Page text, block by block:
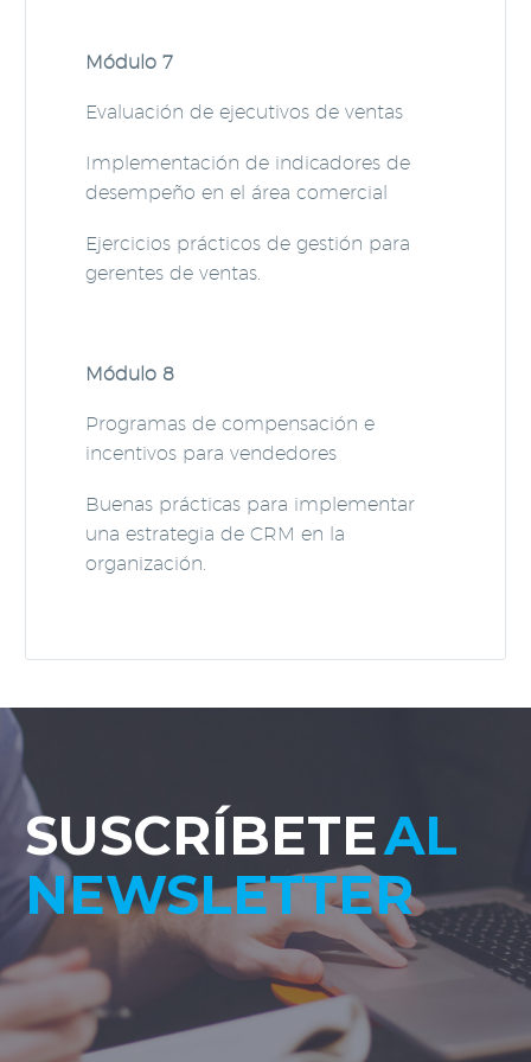
Módulo 7
Evaluación de ejecutivos de ventas
Implementación de indicadores de
desempeño en el área comercial
Ejercicios prácticos de gestión para
gerentes de ventas.
Módulo 8
Programas de compensación e
incentivos para vendedores
Buenas prácticas para implementar
una estrategia de CRM en la
organización.
SUSCRÍBETEAL
NEWSLETTER